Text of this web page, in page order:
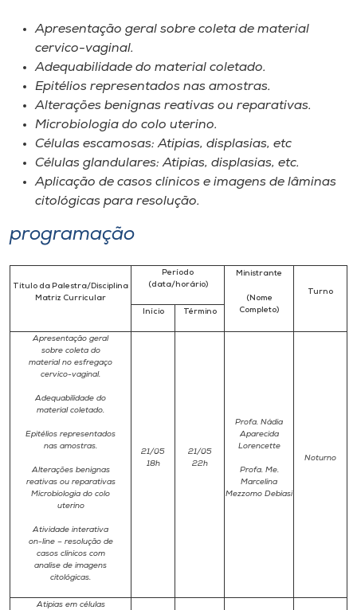
Apresentação geral sobre coleta de material
cervico-vaginal.
Adequabilidade do material coletado.
Epitélios representados nas amostras.
Alterações benignas reativas ou reparativas.
Microbiologia do colo uterino.
Células escamosas: Atipias, displasias, etc
Células glandulares: Atipias, displasias, etc.
Aplicação de casos clínicos e imagens de lâminas
citológicas para resolução.
programação
Título da Palestra/Disciplina
Matriz Curricular
Período
(data/horário)
Ministrante
(Nome
Completo)
Turno
Início Término
Apresentação geral
sobre coleta do
material no esfregaço
cervico-vaginal.
Adequabilidade do
material coletado.
Epitélios representados
nas amostras.
Alterações benignas
reativas ou reparativas
Microbiologia do colo
uterino
Atividade interativa
on-line – resolução de
casos clínicos com
analise de imagens
citológicas.
21/05
18h
21/05
22h
Profa. Nádia
Aparecida
Lorencette
Profa. Me.
Marcelina
Mezzomo Debiasi
Noturno
Atipias em células